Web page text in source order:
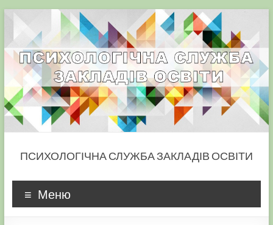
content
ПСИХОЛОГІЧНА СЛУЖБА ЗАКЛАДІВ ОСВІТИ
Меню